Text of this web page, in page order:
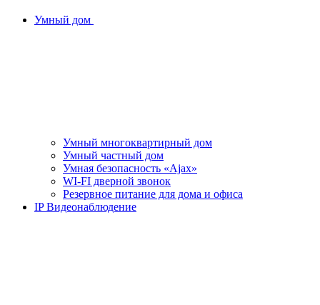
Умный дом
Умный многоквартирный дом
Умный частный дом
Умная безопасность «Ajax»
WI-FI дверной звонок
Резервное питание для дома и офиса
IP Видеонаблюдение